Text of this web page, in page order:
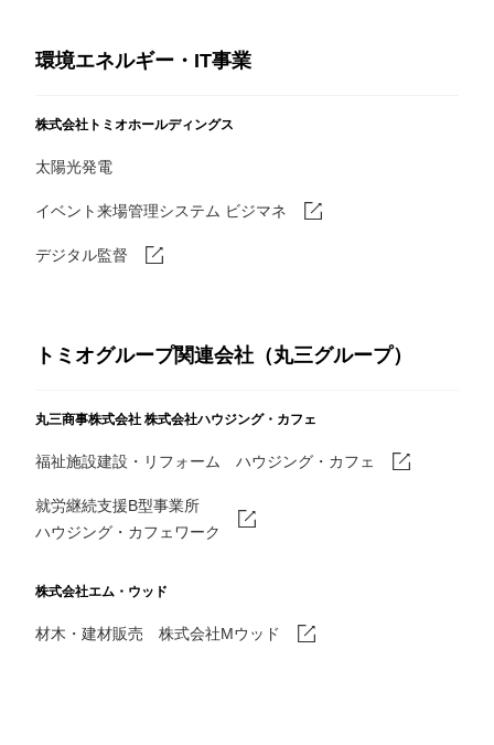
環境エネルギー・IT事業
株式会社トミオホールディングス
太陽光発電
イベント来場管理システム ビジマネ
デジタル監督
トミオグループ関連会社（丸三グループ）
丸三商事株式会社 株式会社ハウジング・カフェ
福祉施設建設・リフォーム ハウジング・カフェ
就労継続支援B型事業所
ハウジング・カフェワーク
株式会社エム・ウッド
材木・建材販売 株式会社Mウッド